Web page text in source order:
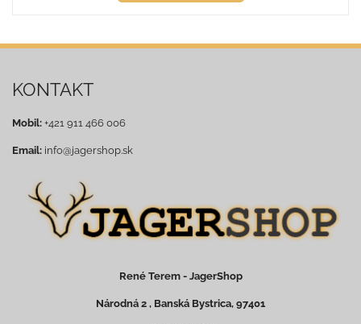
KONTAKT
Mobil: +421 911 466 006
Email: info@jagershop.sk
René Terem - JagerShop
Národná 2 , Banská Bystrica, 97401